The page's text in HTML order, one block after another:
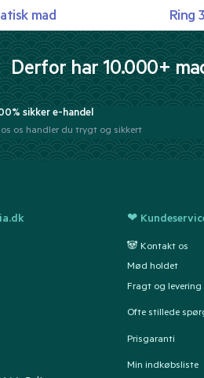
mad Ring
Derfor har 10.000+
sikker e-handel
os handler du trygt og sikkert
❤
🐼 Kontakt os
Mød holdet
Fragt og levering
Ofte stillede
Prisgaranti
Min indkøbsliste